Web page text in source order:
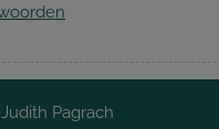
Judith Pagrach